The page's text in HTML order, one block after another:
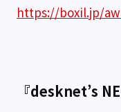
https://boxil.jp/
『desknet’s